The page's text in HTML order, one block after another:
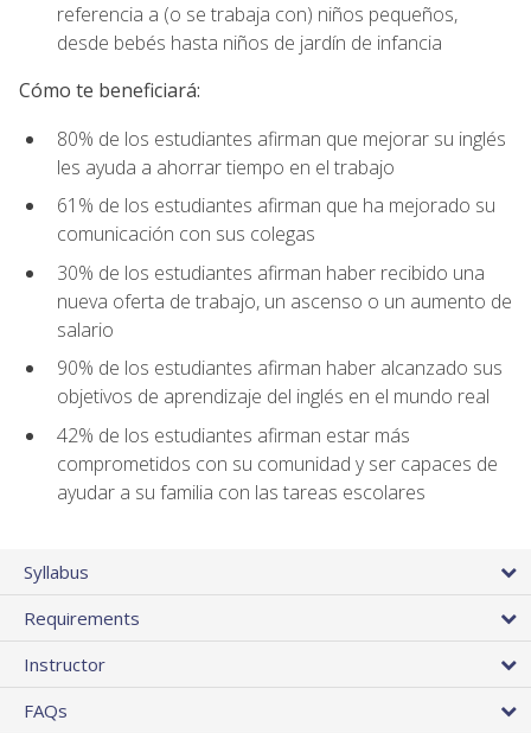
referencia a (o se trabaja con) niños pequeños,
desde bebés hasta niños de jardín de infancia
Cómo te beneficiará:
80% de los estudiantes afirman que mejorar su inglés
les ayuda a ahorrar tiempo en el trabajo
61% de los estudiantes afirman que ha mejorado su
comunicación con sus colegas
30% de los estudiantes afirman haber recibido una
nueva oferta de trabajo, un ascenso o un aumento de
salario
90% de los estudiantes afirman haber alcanzado sus
objetivos de aprendizaje del inglés en el mundo real
42% de los estudiantes afirman estar más
comprometidos con su comunidad y ser capaces de
ayudar a su familia con las tareas escolares
Syllabus
Requirements
Instructor
FAQs